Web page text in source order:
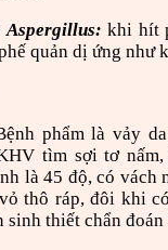
Aspergillus: khi hít
quản dị ứng như
phẩm là vảy
tìm sợi tơ nấm,
là 45 độ, có vách
thô ráp,đôi khi có
sinh thiết chẩn